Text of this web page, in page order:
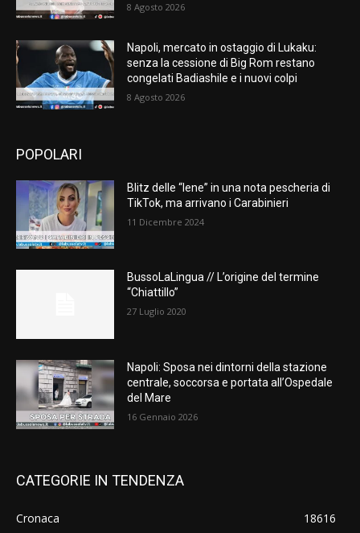
8 Agosto 2026
Napoli, mercato in ostaggio di Lukaku:
senza la cessione di Big Rom restano
congelati Badiashile e i nuovi colpi
8 Agosto 2026
POPOLARI
Blitz delle “Iene” in una nota pescheria di
TikTok, ma arrivano i Carabinieri
11 Dicembre 2024
BussoLaLingua // L’origine del termine
“Chiattillo”
27 Luglio 2020
Napoli: Sposa nei dintorni della stazione
centrale, soccorsa e portata all’Ospedale
del Mare
16 Gennaio 2026
CATEGORIE IN TENDENZA
Cronaca
18616